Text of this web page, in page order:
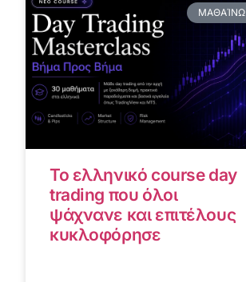
ΜΑΘΑΊΝΩ
Το ελληνικό course day
trading που όλοι
ψάχνανε και επιτέλους
κυκλοφόρησε